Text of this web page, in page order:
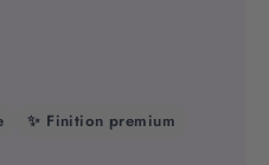
✨ Finition premium